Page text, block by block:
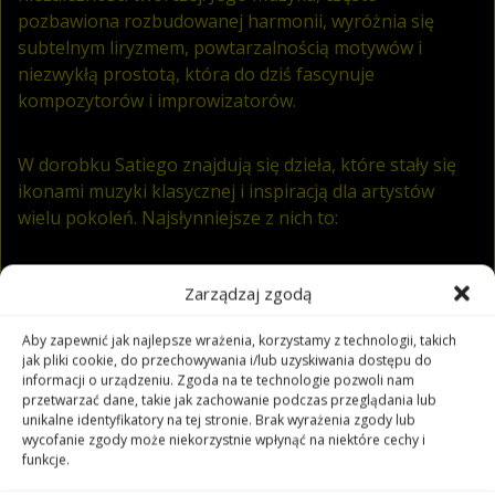
Zarządzaj zgodą
Aby zapewnić jak najlepsze wrażenia, korzystamy z technologii, takich
jak pliki cookie, do przechowywania i/lub uzyskiwania dostępu do
informacji o urządzeniu. Zgoda na te technologie pozwoli nam
przetwarzać dane, takie jak zachowanie podczas przeglądania lub
unikalne identyfikatory na tej stronie. Brak wyrażenia zgody lub
wycofanie zgody może niekorzystnie wpłynąć na niektóre cechy i
funkcje.
pozbawiona rozbudowanej harmonii, wyróżnia się
subtelnym liryzmem, powtarzalnością motywów i
niezwykłą prostotą, która do dziś fascynuje
kompozytorów i improwizatorów.
W dorobku Satiego znajdują się dzieła, które stały się
ikonami muzyki klasycznej i inspiracją dla artystów
wielu pokoleń. Najsłynniejsze z nich to:
– trzy melancholijne utwory
fortepianowe, uważane za symbol francuskiego
impresjonizmu w muzyce,
Gnossiennes– seria sześciu impresyjnych, nieco
egzotycznych utworów o mistycznym,
medytacyjnym charakterze, bez tradycyjnej